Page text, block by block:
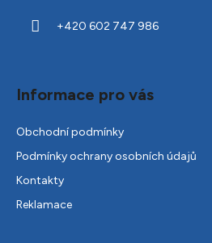
+420 602 747 986
Informace pro vás
Obchodní podmínky
Podmínky ochrany osobních údajů
Kontakty
Reklamace